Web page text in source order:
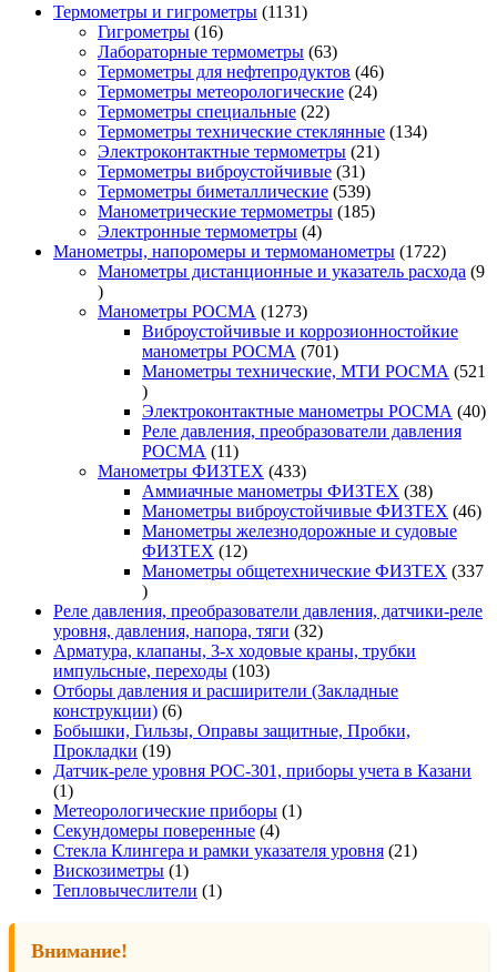
Термометры и гигрометры 11311131
Гигрометры 1616
товаров
Лабораторные термометры 6363
товара
Термометры для нефтепродуктов 4646
Термометры метеорологические 2424
Термометры специальные 2222
товара
Термометры технические стеклянные 134134
Электроконтактные термометры 2121
Термометры виброустойчивые 3131
товар
Термометры биметаллические 539539
товаров
Манометрические термометры 185185
Электронные термометры 44
товара
Манометры, напоромеры и термоманометры 17221722
товара
Манометры дистанционные и указатель расхода 9
9
товаров
Манометры РОСМА 12731273
товара
Виброустойчивые и коррозионностойкие
манометры РОСМА
701701
товар
Манометры технические, МТИ РОСМА
521
521
товар
Электроконтактные манометры РОСМА 4040
Реле давления, преобразователи давления
РОСМА
1111
товаров
Манометры ФИЗТЕХ 433433
товара
Аммиачные манометры ФИЗТЕХ 3838
товаров
Манометры виброустойчивые ФИЗТЕХ 4646
Манометры железнодорожные и судовые
ФИЗТЕХ
1212
товаров
Манометры общетехнические ФИЗТЕХ 337
337
товаров
Реле давления, преобразователи давления, датчики-реле
уровня, давления, напора, тяги 3232
товара
Арматура, клапаны, 3-х ходовые краны, трубки
импульсные, переходы 103103
товара
Отборы давления и расширители (Закладные
конструкции) 66
товаров
Бобышки, Гильзы, Оправы защитные, Пробки,
Прокладки
1919
товаров
Датчик-реле уровня РОС-301, приборы учета в Казани
11
товар
Метеорологические приборы 11
Секундомеры поверенные 44
товара
Стекла Клингера и рамки указателя уровня 2121
Вискозиметры 11
товар
Тепловычеслители 11
Внимание!